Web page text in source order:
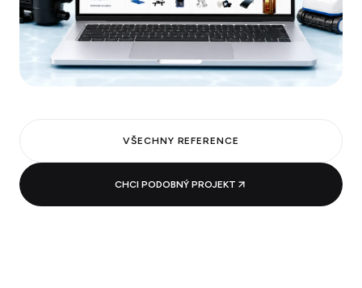
VŠECHNY REFERENCE
CHCI PODOBNÝ PROJEKT